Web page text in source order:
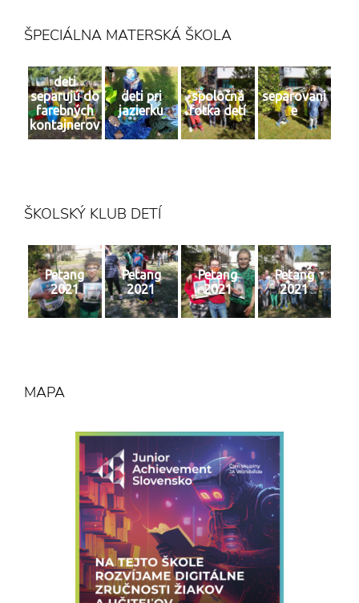
ŠPECIÁLNA MATERSKÁ ŠKOLA
deti
separujú do
farebných
kontajnerov
deti pri
jazierku
spoločná
fotka detí
separovani
e
ŠKOLSKÝ KLUB DETÍ
Petang
2021
Petang
2021
Petang
2021
Petang
2021
MAPA